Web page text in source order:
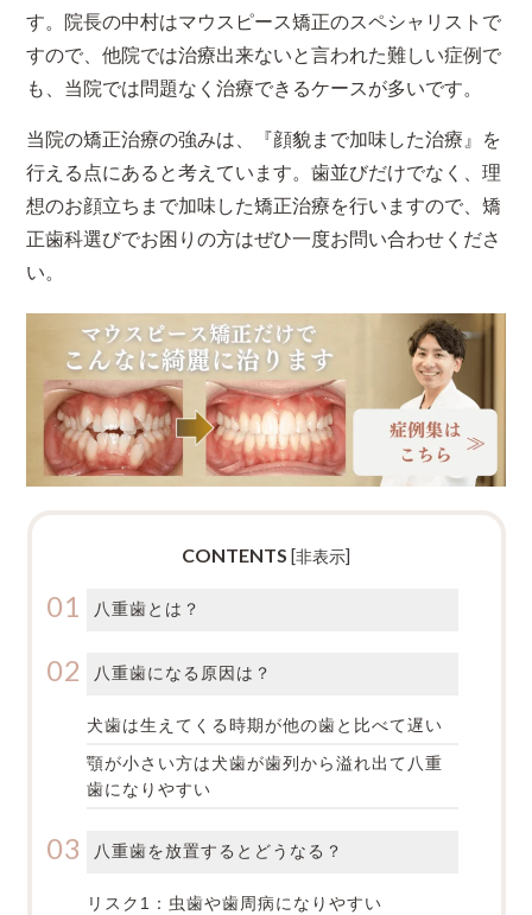
す。院長の中村はマウスピース矯正のスペシャリストで
すので、他院では治療出来ないと言われた難しい症例で
も、当院では問題なく治療できるケースが多いです。
当院の矯正治療の強みは、『顔貌まで加味した治療』を
行える点にあると考えています。歯並びだけでなく、理
想のお顔立ちまで加味した矯正治療を行いますので、矯
正歯科選びでお困りの方はぜひ一度お問い合わせくださ
い。
CONTENTS [非表示]
八重歯とは？
八重歯になる原因は？
犬歯は生えてくる時期が他の歯と比べて遅い
顎が小さい方は犬歯が歯列から溢れ出て八重
歯になりやすい
八重歯を放置するとどうなる？
リスク1：虫歯や歯周病になりやすい